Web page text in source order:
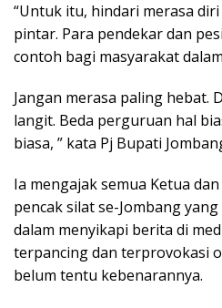
“Untuk itu, hindari merasa
pintar. Para pendekar dan
contoh bagi masyarakat
Jangan merasa paling hebat.
langit. Beda perguruan hal
biasa, ” kata Pj Bupati
Ia mengajak semua Ketua
pencak silat se-Jombang
dalam menyikapi berita di
terpancing dan terprovokasi
belum tentu kebenarannya.